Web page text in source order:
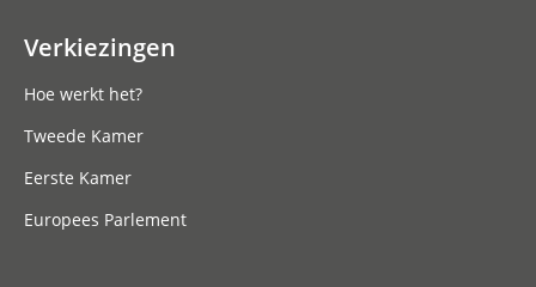
Verkiezingen
Hoe werkt het?
Tweede Kamer
Eerste Kamer
Europees Parlement